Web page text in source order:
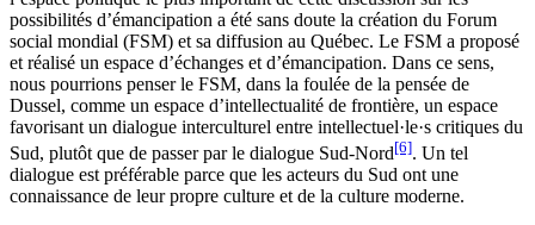
possibilités d’émancipation a été sans doute la création du Forum
social mondial (FSM) et sa diffusion au Québec. Le FSM a proposé
et réalisé un espace d’échanges et d’émancipation. Dans ce sens,
nous pourrions penser le FSM, dans la foulée de la pensée de
Dussel, comme un espace d’intellectualité de frontière, un espace
favorisant un dialogue interculturel entre intellectuel·le·s critiques du
Sud, plutôt que de passer par le dialogue Sud-Nord[6]. Un tel
dialogue est préférable parce que les acteurs du Sud ont une
connaissance de leur propre culture et de la culture moderne.